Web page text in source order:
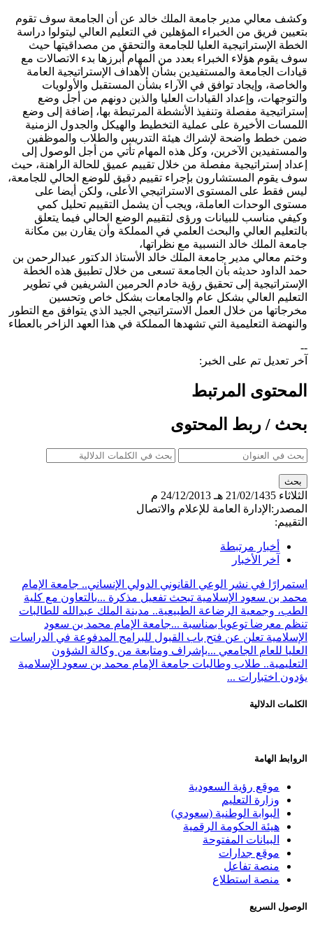
وكشف معالي مدير جامعة الملك خالد عن أن الجامعة سوف تقوم
بتعيين فريق من الخبراء المؤهلين في التعليم العالي ليتولوا دراسة
الخطة الإستراتيجية العليا للجامعة والتحقق من مصداقيتها حيث
سوف يقوم هؤلاء الخبراء بعدد من المهام أبرزها بدء الاتصالات مع
قيادات الجامعة والمستفيدين بشأن الأهداف الإستراتيجية العامة
والخاصة، وإيجاد توافق في الآراء بشأن المستقبل والأولويات
والتوجهات، وإعداد القيادات العليا والذين دونهم من أجل وضع
إستراتيجية مفصلة وتنفيذ الأنشطة المرتبطة بها، إضافة إلى وضع
اللمسات الأخيرة على عملية التخطيط والهيكل والجدول الزمنية
ضمن خطط واضحة لإشراك هيئة التدريس والطلاب والموظفين
والمستفيدين الآخرين، وكل هذه المهام تأتي من أجل الوصول إلى
إعداد إستراتيجية مفصلة من خلال تقييم عميق للحالة الراهنة، حيث
سوف يقوم المستشارون بإجراء تقييم دقيق للوضع الحالي للجامعة،
ليس فقط على المستوى الاستراتيجي الأعلى، ولكن أيضا على
مستوى الوحدات العاملة، ويجب أن يشمل التقييم تحليل كمي
وكيفي مناسب للبيانات ورؤى لتقييم الوضع الحالي فيما يتعلق
بالتعليم العالي والبحث العلمي في المملكة وأن يقارن بين مكانة
جامعة الملك خالد النسبية مع نظراتها،
وختم معالي مدير جامعة الملك خالد الأستاذ الدكتور عبدالرحمن بن
حمد الداود حديثه بأن الجامعة تسعى من خلال تطبيق هذه الخطة
الإستراتيجية إلى تحقيق رؤية خادم الحرمين الشريفين في تطوير
التعليم العالي بشكل عام والجامعات بشكل خاص وتحسين
مخرجاتها من خلال العمل الاستراتيجي الجيد الذي يتوافق مع التطور
والنهضة التعليمية التي تشهدها المملكة في هذا العهد الزاخر بالعطاء​
--
آخر تعديل تم على الخبر:
المحتوى المرتبط
بحث / ربط المحتوى
الثلاثاء 21/02/1435 هـ
24/12/2013 م
المصدر: الإدارة العامة للإعلام والاتصال
التقييم:
أخبار مرتبطة
آخر الأخبار
استمرارًا في نشر الوعي القانوني الدولي الإنساني.. جامعة الإمام
محمد بن سعود الإسلامية تبحث تفعيل مذكرة ...بالتعاون مع كلية
الطب، وجمعية الرضاعة الطبيعية.. مدينة الملك عبدالله للطالبات
تنظم معرضا توعويا بمناسبة ...جامعة الإمام محمد بن سعود
الإسلامية تعلن عن فتح باب القبول للبرامج المدفوعة في الدراسات
العليا للعام الجامعي ...بإشراف ومتابعة من وكالة الشؤون
التعليمية.. طلاب وطالبات جامعة الإمام محمد بن سعود الإسلامية
يؤدون اختبارات ...
الكلمات الدلالية
الروابط الهامة
موقع رؤية السعودية
وزارة التعليم
البوابة الوطنية (سعودي)
هيئة الحكومة الرقمية
البيانات المفتوحة
موقع جدارات
منصة تفاعل
منصة استطلاع
الوصول السريع